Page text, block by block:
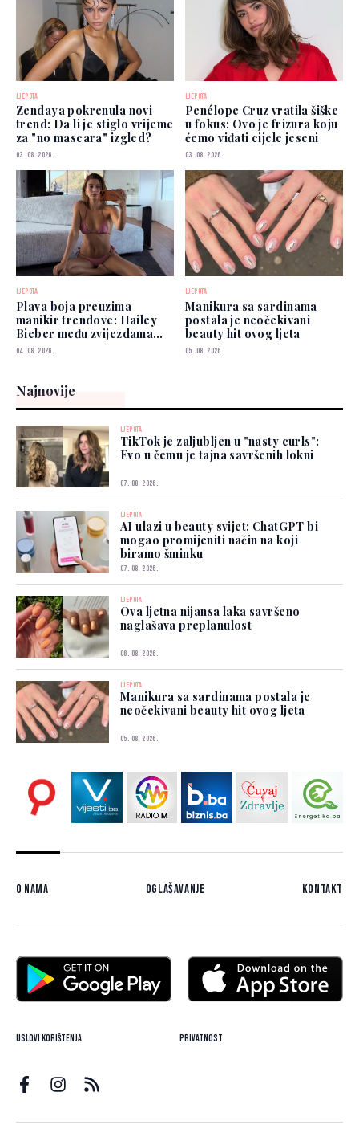
LJEPOTA
Zendaya pokrenula novi
trend: Da li je stiglo vrijeme
za "no mascara" izgled?
03. 08. 2026.
LJEPOTA
Penélope Cruz vratila šiške
u fokus: Ovo je frizura koju
ćemo viđati cijele jeseni
03. 08. 2026.
LJEPOTA
Plava boja preuzima
manikir trendove: Hailey
Bieber među zvijezdama
koje je već nose
04. 08. 2026.
LJEPOTA
Manikura sa sardinama
postala je neočekivani
beauty hit ovog ljeta
05. 08. 2026.
Najnovije
LJEPOTA
TikTok je zaljubljen u "nasty curls":
Evo u čemu je tajna savršenih lokni
07. 08. 2026.
LJEPOTA
AI ulazi u beauty svijet: ChatGPT bi
mogao promijeniti način na koji
biramo šminku
07. 08. 2026.
LJEPOTA
Ova ljetna nijansa laka savršeno
naglašava preplanulost
06. 08. 2026.
LJEPOTA
Manikura sa sardinama postala je
neočekivani beauty hit ovog ljeta
05. 08. 2026.
O nama Oglašavanje Kontakt
Uslovi korištenja Privatnost